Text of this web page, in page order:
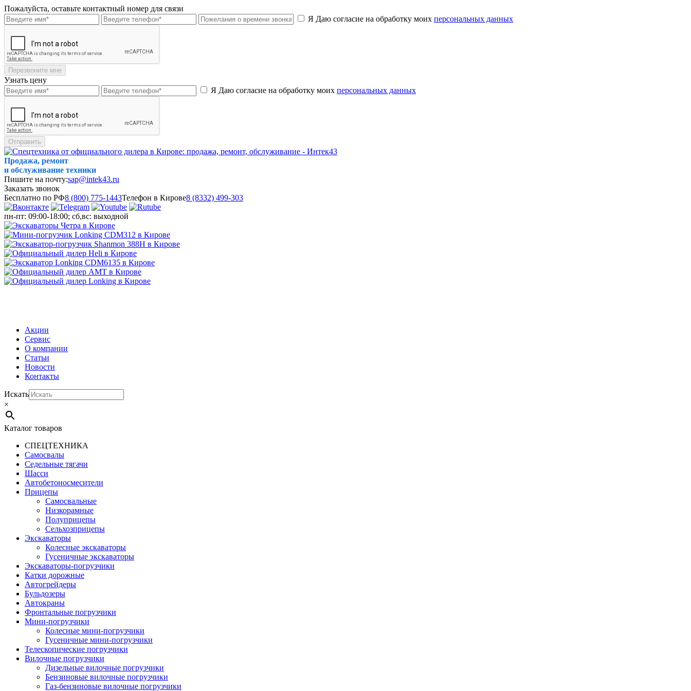
Пожалуйста, оставьте контактный номер для связи
Я Даю согласие на обработку моих персональных данных
Перезвоните мне
Узнать цену
Я Даю согласие на обработку моих персональных данных
Отправить
Продажа, ремонт
и обслуживание техники
Пишите на почту:sap@intek43.ru
Заказать звонок
Бесплатно по РФ8 (800) 775-1443Телефон в Кирове8 (8332) 499-303
пн-пт: 09:00-18:00; сб,вс: выходной
Акции
Сервис
О компании
Статьи
Новости
Контакты
Искать
×
Каталог товаров
СПЕЦТЕХНИКА
Самосвалы
Седельные тягачи
Шасси
Автобетоно­смесители
Прицепы
Самосвальные
Низкорамные
Полуприцепы
Сельхозприцепы
Экскаваторы
Колесные экскаваторы
Гусеничные экскаваторы
Экскаваторы-погрузчики
Катки дорожные
Автогрейдеры
Бульдозеры
Автокраны
Фронтальные погрузчики
Мини-погрузчики
Колесные мини-погрузчики
Гусеничные мини-погрузчики
Телескопические погрузчики
Вилочные погрузчики
Дизельные вилочные погрузчики
Бензиновые вилочные погрузчики
Газ-бензиновые вилочные погрузчики